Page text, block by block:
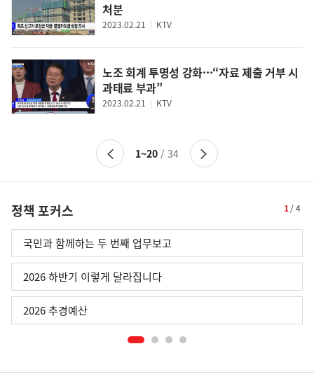
처분
2023.02.21 KTV
노조 회계 투명성 강화···“자료 제출 거부 시
과태료 부과”
2023.02.21 KTV
이
전
페
이
동
1~20 / 34
다
음
페
동
정책 포커스 1/4
국민과 함께하는 두 번째 업무보고
2026 하반기 이렇게 달라집니다
2026 추경예산